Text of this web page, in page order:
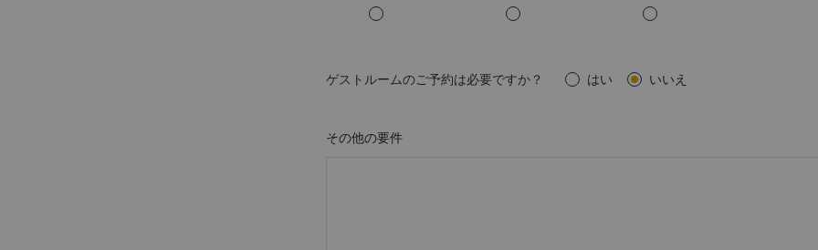
ゲストルームのご予約は必要ですか？ はい いいえ
その他の要件